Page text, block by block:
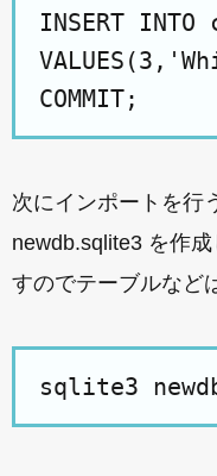
INSERT
COMMIT;
次にインポートを行
newdb.sqlite3 を作
すのでテーブルなど
sqlite3